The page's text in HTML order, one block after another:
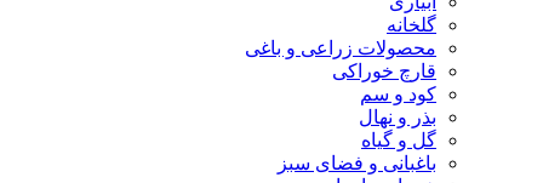
گلخانه
محصولات زراعی و باغی
قارچ خوراکی
کود و سم
بذر و نهال
گل و گیاه
باغبانی و فضای سبز